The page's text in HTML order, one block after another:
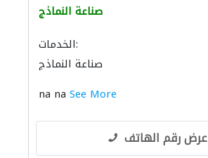
صناعة النماذج
الخدمات:
صناعة النماذج
na na See More
عرض رقم الهاتف